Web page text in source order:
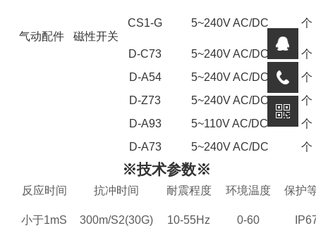
气动配件 磁性开关
CS1-G 5~240V AC/DC 个
D-C73 5~240V AC/DC
个
D-A54
5~240V AC/DC
个
D-Z73
5~240V AC/DC
个
D-A93
5~110V AC/DC
个
D-A73
5~240V AC/DC 个
※技术参数※
反应时间 抗冲时间 耐震程度 环境温度 保护
小于1mS 300m/S2(30G) 10-55Hz 0-60